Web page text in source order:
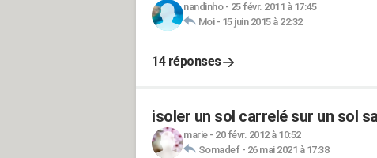
nandinho- 25 févr. 2011 à 17:45
Moi- 15 juin 2015 à 22:32
14 réponses
isoler un sol carrelé sur un sol
marie- 20 févr. 2012 à 10:52
Somadef- 26 mai 2021 à 17:38